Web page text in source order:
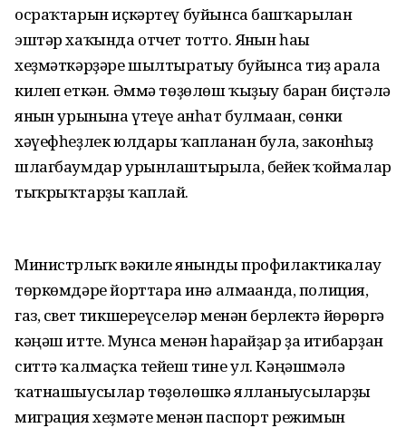
осраҡтарын иҫкәртеү буйынса башҡарылған
эштәр хаҡында отчет тотто. Янғын һағы
хеҙмәткәрҙәре шылтыратыу буйынса тиҙ арала
килеп еткән. Әммә төҙөлөш ҡыҙыу барған биҫтәлә
янғын урынына үтеүе анһат булмаған, сөнки
хәүефһеҙлек юлдары ҡапланған була, законһыҙ
шлагбаумдар урынлаштырыла, бейек ҡоймалар
тыҡрыҡтарҙы ҡаплай.
Министрлыҡ вәкиле янғынды профилактикалау
төркөмдәре йорттарға инә алмағанда, полиция,
газ, свет тикшереүселәр менән берлектә йөрөргә
кәңәш итте. Мунса менән һарайҙар ҙа иғтибарҙан
ситтә ҡалмаҫҡа тейеш тине ул. Кәңәшмәлә
ҡатнашыусылар төҙөлөшкә ялланыусыларҙы
миграция хеҙмәте менән паспорт режимын